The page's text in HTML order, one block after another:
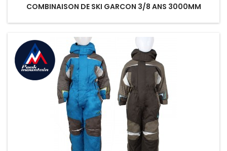
COMBINAISON DE SKI GARCON 3/8 ANS 3000MM